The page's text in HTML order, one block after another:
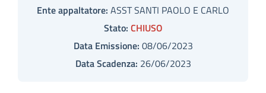
Ente appaltatore: ASST SANTI PAOLO E CARLO
Stato: CHIUSO
Data Emissione: 08/06/2023
Data Scadenza: 26/06/2023